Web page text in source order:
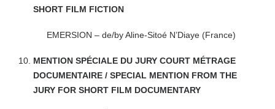
SHORT FILM FICTION
EMERSION – de/by Aline-Sitoé N’Diaye (France)
MENTION SPÉCIALE DU JURY COURT MÉTRAGE
DOCUMENTAIRE / SPECIAL MENTION FROM THE
JURY FOR SHORT FILM DOCUMENTARY